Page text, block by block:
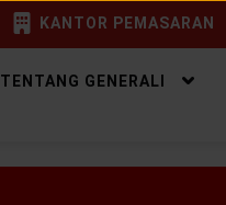
KANTOR PEMASARAN
TENTANG GENERALI